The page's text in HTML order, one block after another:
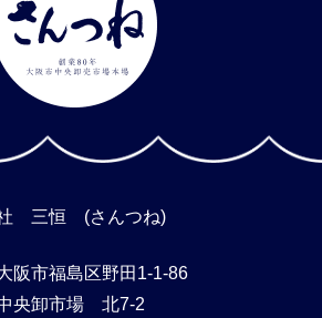
三恒 (さんつね)
阪市福島区野田1-1-86
央卸市場 北7-2